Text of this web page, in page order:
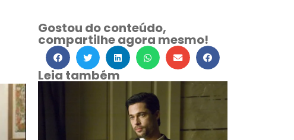
Gostou do conteúdo,
compartilhe agora mesmo!
Leia também